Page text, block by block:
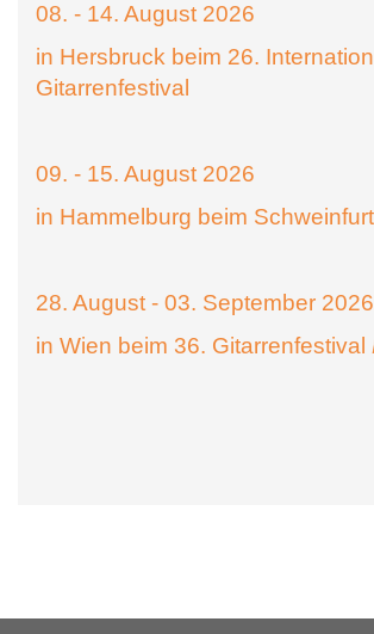
08. - 14. August 2026
in Hersbruck beim 26.
Gitarrenfestival
09. - 15. August 2026
in Hammelburg beim
28. August - 03. September 2026
in Wien beim 36. Gitarrenfestival